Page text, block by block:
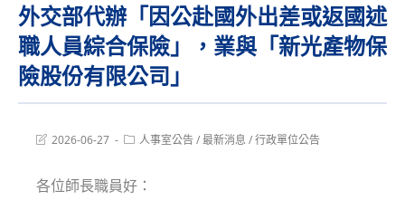
外交部代辦「因公赴國外出差或返國述
職人員綜合保險」，業與「新光產物保
險股份有限公司」
Post2026-06-27
Post人事室公告/最新消息 /行政單位公告
各位師長職員好：